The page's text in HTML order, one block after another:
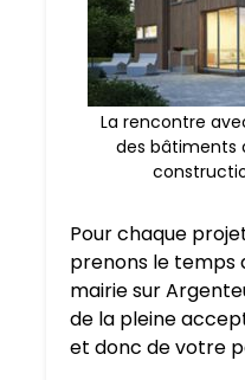
La rencontre
des bâtiments
Pour chaque
prenons le temps
mairie sur
de la pleine
et donc de votre